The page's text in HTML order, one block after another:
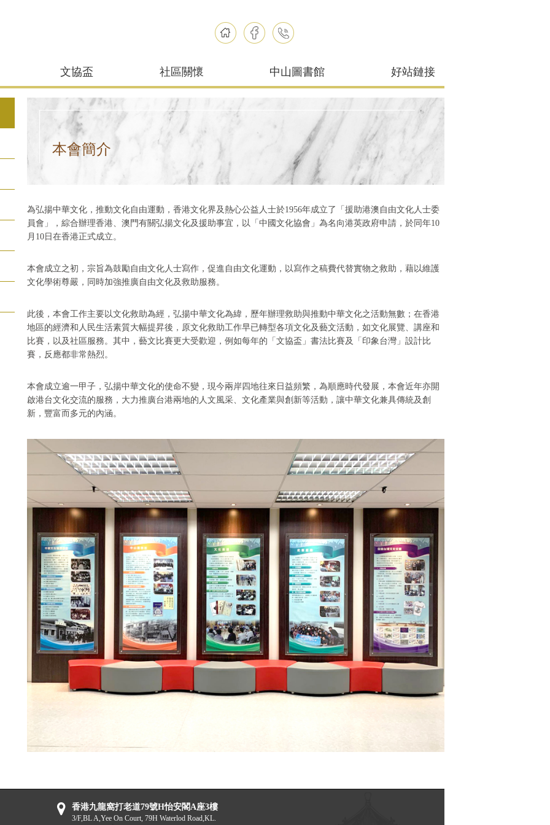
文協盃 社區關懷 中山圖書館 好站鏈接
本會簡介
為弘揚中華文化，推動文化自由運動，香港文化界及熱心公益人士於1956年成立了「援助港澳自由文化人士委
員會」，綜合辦理香港、澳門有關弘揚文化及援助事宜，以「中國文化協會」為名向港英政府申請，於同年10
月10日在香港正式成立。
本會成立之初，宗旨為鼓勵自由文化人士寫作，促進自由文化運動，以寫作之稿費代替實物之救助，藉以維護
文化學術尊嚴，同時加強推廣自由文化及救助服務。
此後，本會工作主要以文化救助為經，弘揚中華文化為緯，歷年辦理救助與推動中華文化之活動無數；在香港
地區的經濟和人民生活素質大幅提昇後，原文化救助工作早已轉型各項文化及藝文活動，如文化展覽、講座和
比賽，以及社區服務。其中，藝文比賽更大受歡迎，例如每年的「文協盃」書法比賽及「印象台灣」設計比
賽，反應都非常熱烈。
本會成立逾一甲子，弘揚中華文化的使命不變，現今兩岸四地往來日益頻繁，為順應時代發展，本會近年亦開
啟港台文化交流的服務，大力推廣台港兩地的人文風采、文化產業與創新等活動，讓中華文化兼具傳統及創
新，豐富而多元的內涵。
香港九龍窩打老道79號H怡安閣A座3樓
3/F,BL A,Yee On Court, 79H Waterlod Road,KL.